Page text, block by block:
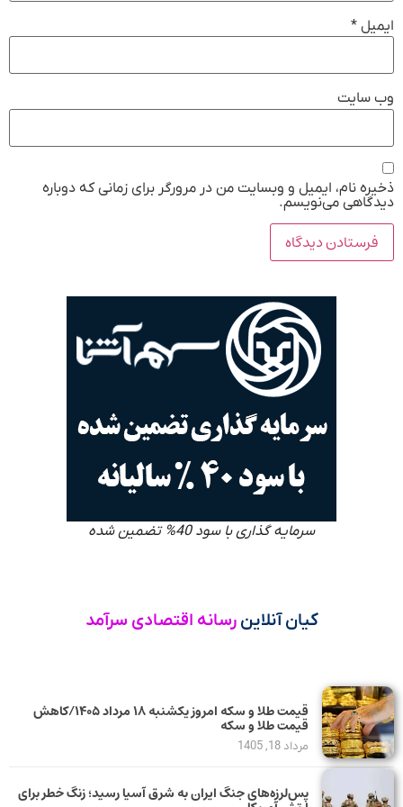
ایمیل *
وب‌ سایت
ذخیره نام، ایمیل و وبسایت من در مرورگر برای زمانی که دوباره
دیدگاهی می‌نویسم.
سرمایه گذاری با سود 40% تضمین شده
کیان آنلاین رسانه اقتصادی سرآمد
قیمت طلا و سکه امروز یکشنبه ۱۸ مرداد ۱۴۰۵/کاهش
قیمت طلا و سکه
مرداد 18, 1405
پس‌لرزه‌های جنگ ایران به شرق آسیا رسید؛ زنگ خطر برای